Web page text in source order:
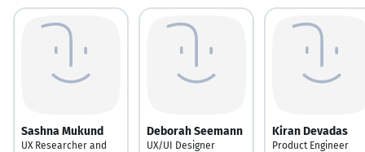
Sashna Mukund
UX Researcher and
Deborah Seemann
UX/UI Designer
Kiran Devadas
Product Engineer